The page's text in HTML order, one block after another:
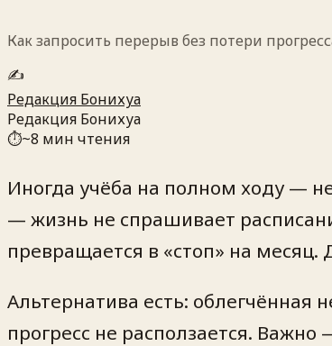
Как запросить перерыв без потери
✍️
Редакция Бонихуа
Редакция Бонихуа
⏱~8 мин чтения
Иногда учёба на полном ходу —
— жизнь не спрашивает
превращается в «стоп» на
Альтернатива есть: облегчённая
прогресс не расползается.